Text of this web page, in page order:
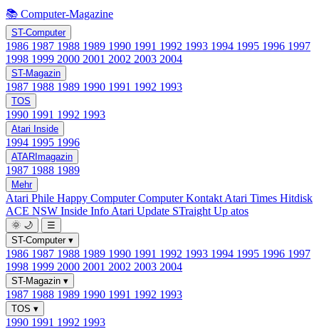
📚 Computer-Magazine
ST-Computer
1986 1987 1988 1989 1990 1991 1992 1993 1994 1995 1996 1997
1998 1999 2000 2001 2002 2003 2004
ST-Magazin
1987 1988 1989 1990 1991 1992 1993
TOS
1990 1991 1992 1993
Atari Inside
1994 1995 1996
ATARImagazin
1987 1988 1989
Mehr
Atari Phile Happy ComputerComputer Kontakt Atari Times Hitdisk
ACE NSW Inside Info Atari Update STraight Up atos
🌞 🌙
☰
ST-Computer ▾
1986 1987 1988 1989 1990 1991 1992 1993 1994 1995 1996 1997
1998 1999 2000 2001 2002 2003 2004
ST-Magazin ▾
1987 1988 1989 1990 1991 1992 1993
TOS ▾
1990 1991 1992 1993